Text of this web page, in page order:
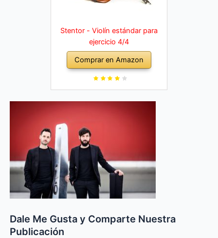
Stentor - Violín estándar para
ejercicio 4/4
Comprar en Amazon
Dale Me Gusta y Comparte Nuestra
Publicación